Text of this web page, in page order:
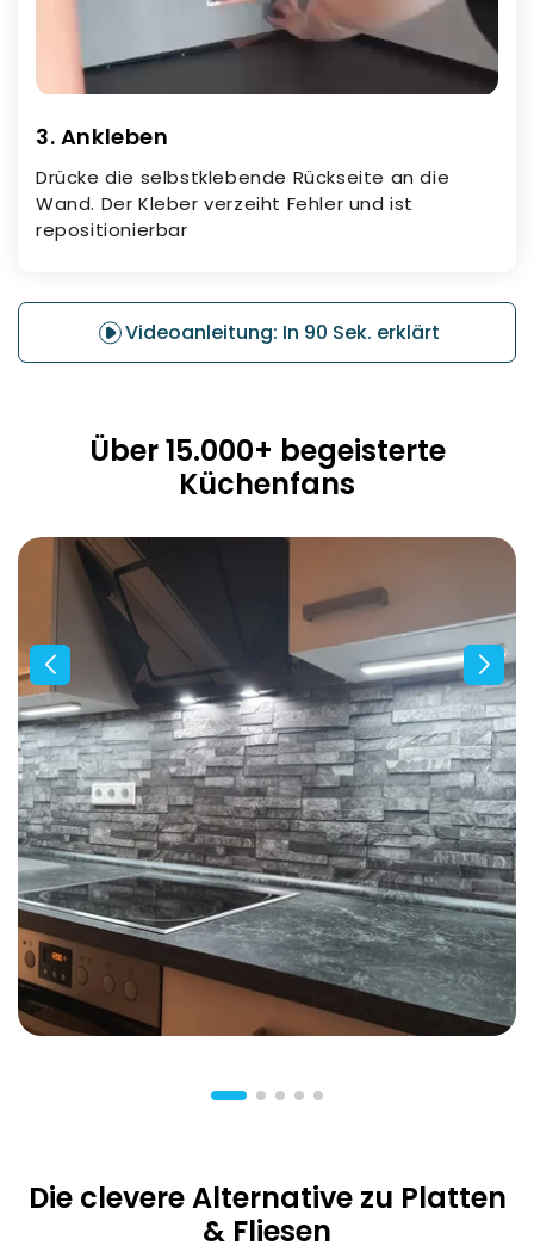
3. Ankleben
Drücke die selbstklebende Rückseite an die
Wand. Der Kleber verzeiht Fehler und ist
repositionierbar
Videoanleitung: In 90 Sek. erklärt
Über 15.000+ begeisterte
Küchenfans
Die clevere Alternative zu Platten
& Fliesen